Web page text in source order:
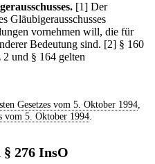
[1] Der
Gläubigerausschusses
vornehmen will, die für
Bedeutung sind. [2] § 160
und § 164 gelten
Gesetzes vom 5. Oktober 1994,
vom 5. Oktober 1994
276 InsO